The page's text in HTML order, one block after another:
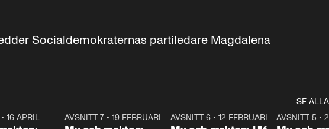
Socialdemokraternas partiledare Magdalena
SE ALLA
16 APRIL 24:30
AVSNITT 7• 19 FEBRUARI 27:30
AVSNITT 6 •12 FEBRUARI AVSNITT 5 •